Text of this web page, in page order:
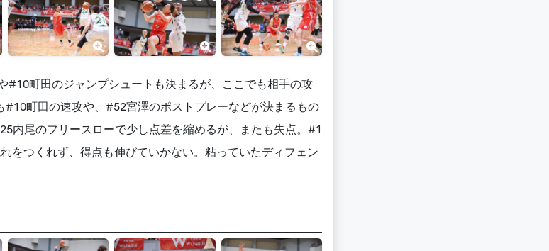
町田のジャンプシュートも決まるが、ここでも相手の攻
町田の速攻や、#52宮澤のポストプレーなどが決まるもの
内尾のフリースローで少し点差を縮めるが、またも失点。#1
をつくれず、得点も伸びていかない。粘っていたディフェン